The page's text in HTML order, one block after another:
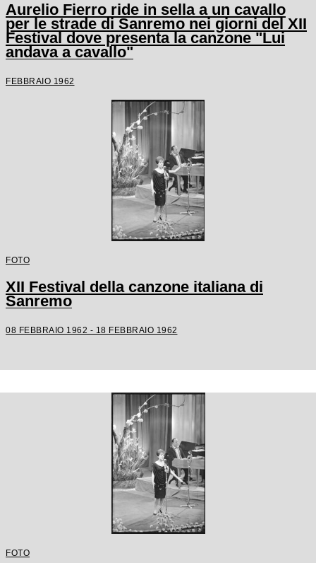
Aurelio Fierro ride in sella a un cavallo
per le strade di Sanremo nei giorni del XII
Festival dove presenta la canzone "Lui
andava a cavallo"
FEBBRAIO 1962
FOTO
XII Festival della canzone italiana di
Sanremo
08 FEBBRAIO 1962 - 18 FEBBRAIO 1962
FOTO